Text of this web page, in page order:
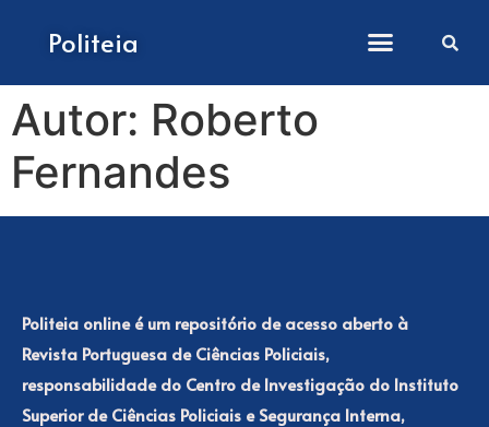
Politeia
Autor: Roberto
Fernandes
Politeia online é um repositório de acesso aberto à
Revista Portuguesa de Ciências Policiais,
responsabilidade do Centro de Investigação do Instituto
Superior de Ciências Policiais e Segurança Interna,